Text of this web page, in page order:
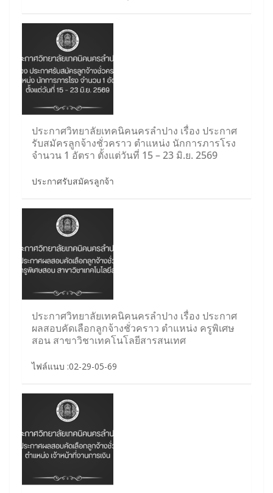
ประกาศวิทยาลัยเทคนิคนครลำปาง เรื่อง ประกาศ
รับสมัครลูกจ้างชั่วคราว ตำแหน่ง นักการภารโรง
จำนวน 1 อัตรา ตั้งแต่วันที่ 15 – 23 มิ.ย. 2569
ประกาศรับสมัครลูกจ้า
ประกาศวิทยาลัยเทคนิคนครลำปาง เรื่อง ประกาศ
ผลสอบคัดเลือกลูกจ้างชั่วคราว ตำแหน่ง ครูพิเศษ
สอน สาขาวิชาเทคโนโลยีสารสนเทศ
ไฟล์แนบ :02-29-05-69